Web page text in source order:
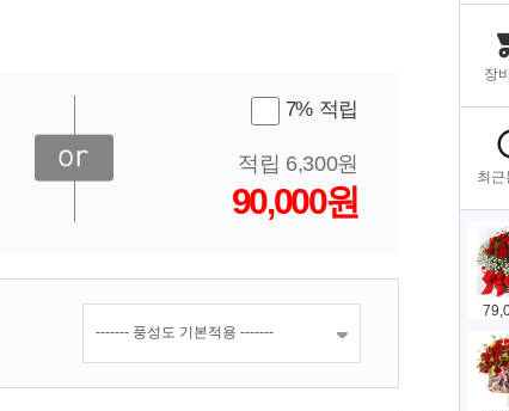
7% 적립
적립 6,300원
90,000원